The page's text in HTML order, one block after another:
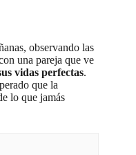
observando las
una pareja que ve
vidas perfectas.
que la
lo que jamás